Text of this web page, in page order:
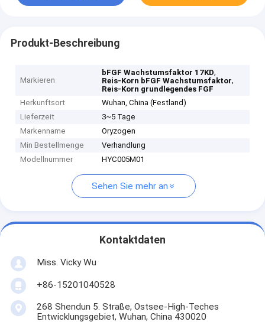
Produkt-Beschreibung
Markieren
bFGF Wachstumsfaktor 17KD,
Reis-Korn bFGF Wachstumsfaktor,
Reis-Korn grundlegendes FGF
Herkunftsort
Wuhan, China (Festland)
Lieferzeit
3~5 Tage
Markenname
Oryzogen
Min Bestellmenge
Verhandlung
Modellnummer
HYC005M01
Sehen Sie mehr an
Kontaktdaten
Miss. Vicky Wu
+86-15201040528
268 Shendun 5. Straße, Ostsee-High-Teches
Entwicklungsgebiet, Wuhan, China 430020